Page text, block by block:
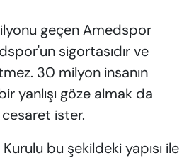
geçen Amedspor
sigortasıdır ve
30 milyon insanın
yanlışı göze almak da
ister.
bu şekildeki yapısı ile